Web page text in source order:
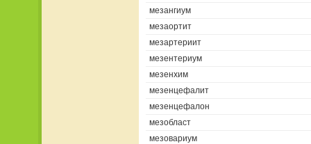
мезангиум
мезаортит
мезартериит
мезентериум
мезенхим
мезенцефалит
мезенцефалон
мезобласт
мезовариум